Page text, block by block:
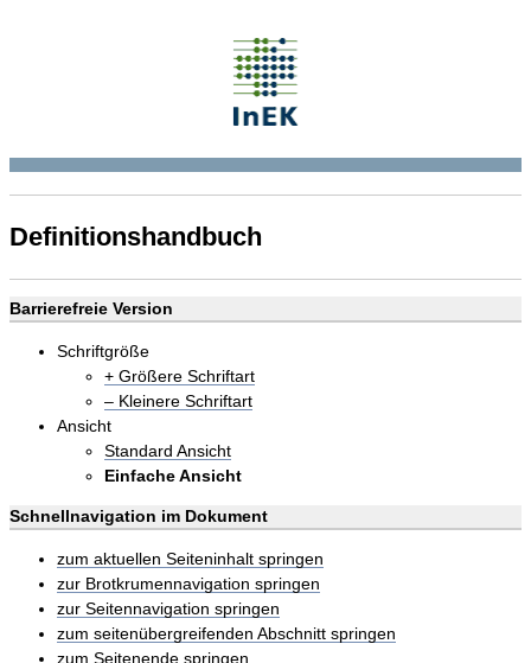
Definitionshandbuch
Barrierefreie Version
Schriftgröße
+ Größere Schriftart
– Kleinere Schriftart
Ansicht
Standard Ansicht
Einfache Ansicht
Schnellnavigation im Dokument
zum aktuellen Seiteninhalt springen
zur Brotkrumennavigation springen
zur Seitennavigation springen
zum seitenübergreifenden Abschnitt springen
zum Seitenende springen